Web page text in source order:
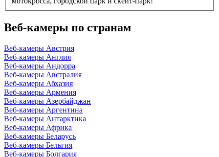
Веб-камеры по странам
Веб-камеры Австрия
Веб-камеры Англия
Веб-камеры Андорра
Веб-камеры Австралия
Веб-камеры Абхазия
Веб-камеры Армения
Веб-камеры Азербайджан
Веб-камеры Аргентина
Веб-камеры Антарктика
Веб-камеры Африка
Веб-камеры Беларусь
Веб-камеры Бельгия
Веб-камеры Болгария